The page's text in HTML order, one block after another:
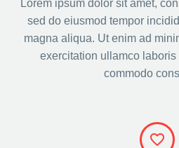
Lorem ipsum dolor sit amet,
sed do eiusmod tempor
magna aliqua. Ut enim ad
exercitation ullamco
commodo

